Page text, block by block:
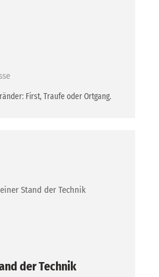
First, Traufe oder Ortgang.
der Technik